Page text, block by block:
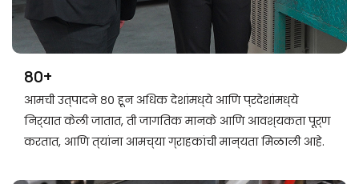
80+
आमची उत्पादने ८० हून अधिक देशांमध्ये आणि प्रदेशांमध्ये
निर्यात केली जातात, ती जागतिक मानके आणि आवश्यकता पूर्ण
करतात, आणि त्यांना आमच्या ग्राहकांची मान्यता मिळाली आहे.